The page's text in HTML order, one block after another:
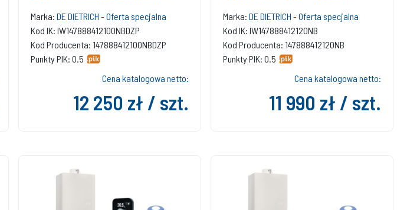
Marka: DE DIETRICH - Oferta specjalna
Kod IK: IW147888412100NBDZP
Kod Producenta: 147888412100NBDZP
Punkty PIK: 0.5
Cena katalogowa netto:
12 250 zł / szt.
Marka: DE DIETRICH - Oferta specjalna
Kod IK: IW147888412120NB
Kod Producenta: 147888412120NB
Punkty PIK: 0.5
Cena katalogowa netto:
11 990 zł / szt.